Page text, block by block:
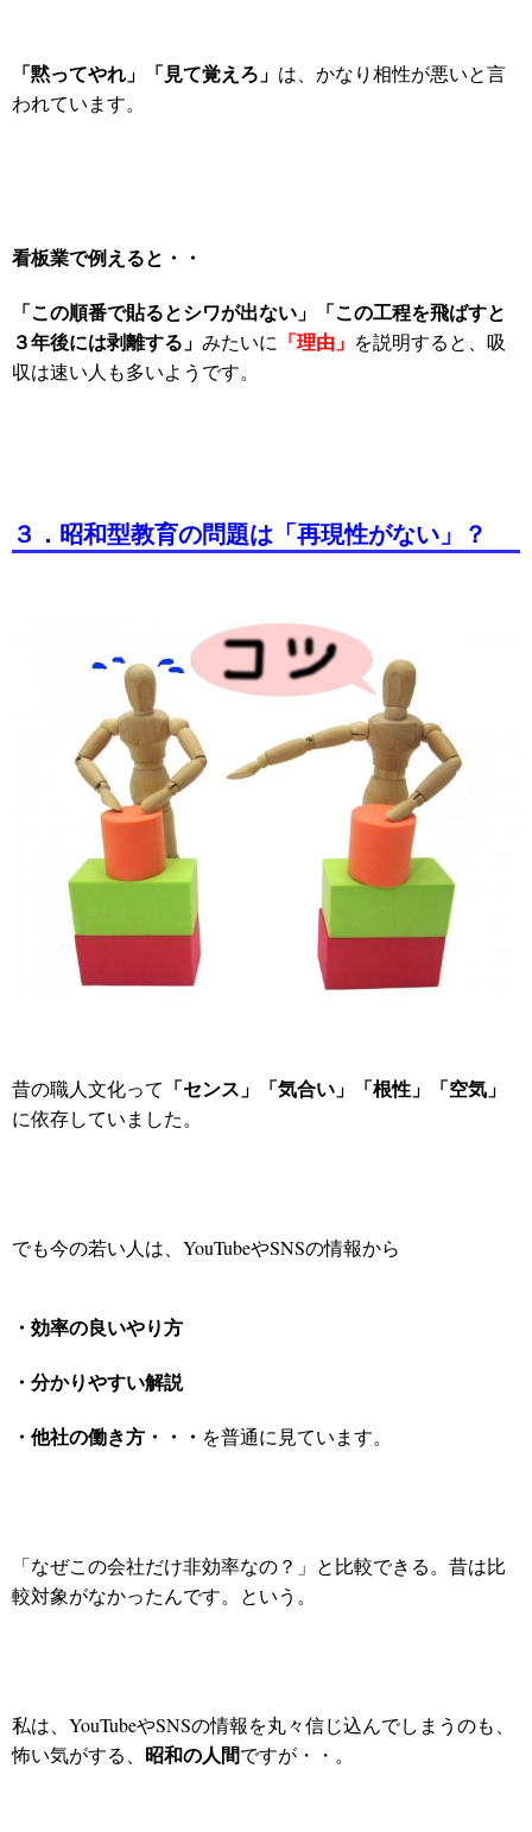
「黙ってやれ」 「見て覚えろ」 は、かなり相性が悪いと言
われています。
看板業で例えると・・
「この順番で貼るとシワが出ない」
「この工程を飛ばすと
３年後には剥離する」 みたいに 「理由」 を説明すると、吸
収は速い人も多いようです。
３．昭和型教育の問題は「再現性がない」？
昔の職人文化って 「センス」「気合い」「根性」「空気」
に依存していました。
でも今の若い人は、YouTubeやSNSの情報から
・効率の良いやり方
・分かりやすい解説
・他社の働き方・・・ を普通に見ています。
「なぜこの会社だけ非効率なの？」と比較できる。 昔は比
較対象がなかったんです。という。
私は、YouTubeやSNSの情報を丸々信じ込んでしまうのも、
怖い気がする、 昭和の人間ですが・・。